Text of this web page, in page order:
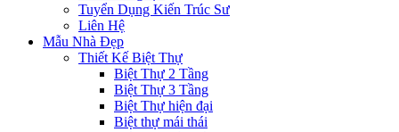
Tuyển Dụng Kiến Trúc Sư
Liên Hệ
Mẫu Nhà Đẹp
Thiết Kế Biệt Thự
Biệt Thự 2 Tầng
Biệt Thự 3 Tầng
Biệt Thự hiện đại
Biệt thự mái thái